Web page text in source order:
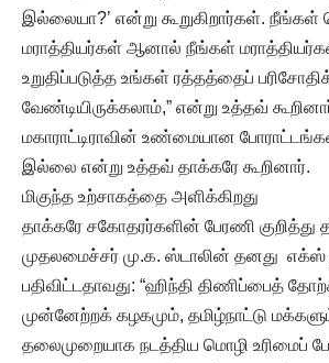
இல்லையா?’ என்று கூறுகிறார்கள். நீங்கள்
மராத்தியர்கள் ஆனால் நீங்கள்
உறுதிப்படுத்த உங்கள் ரத்தத்தைப்
வேண்டியிருக்கலாம்,” என்று உத்தவ்
மகாராட்டிராவின் உண்மையான
இல்லை என்று உத்தவ் தாக்கரே கூறினார்.
மிகுந்த உற்சாகத்தை அளிக்கிறது
தாக்கரே சகோதரர்களின் பேரணி குறித்து
முதலமைச்சர் மு.க. ஸ்டாலின் தனது
பதிவிட்டதாவது: “ஹிந்தி திணிப்பைத்
முன்னேற்றக் கழகமும், தமிழ்நாட்டு
தலைமுறையாக நடத்திய மொழி உரிமைப்